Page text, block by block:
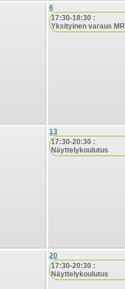
6
17:30-18:30 :
Yksityinen varaus MR
13
17:30-20:30 :
Näyttelykoulutus
20
17:30-20:30 :
Näyttelykoulutus